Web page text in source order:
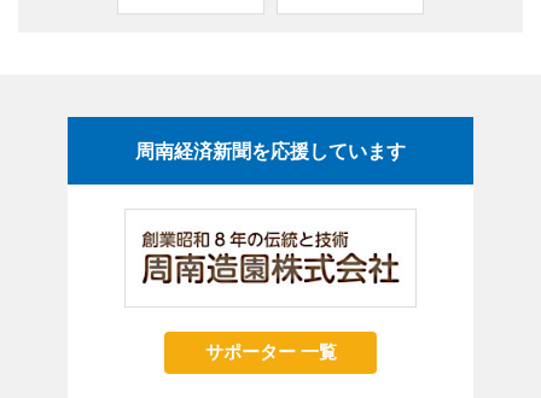
周南経済新聞を応援しています
サポーター 一覧